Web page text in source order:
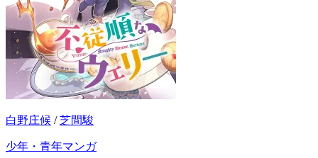
白野庄候 /芝間駿
少年・青年マンガ